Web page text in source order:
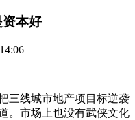
本好
线城市地产项目标逆袭
。市场上也没有武侠文化